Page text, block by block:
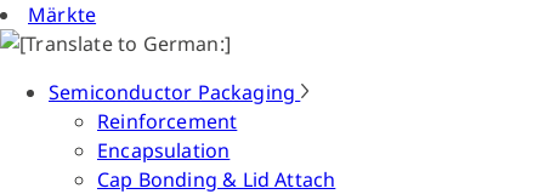
Märkte
Semiconductor Packaging
Reinforcement
Encapsulation
Cap Bonding & Lid Attach